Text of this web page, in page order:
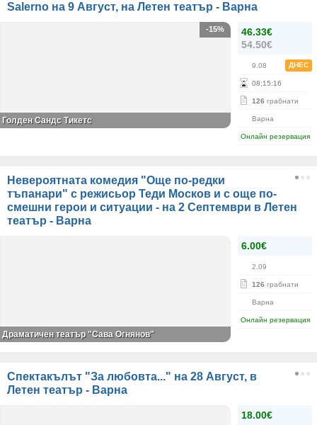
Salerno на 9 Август, на Летен театър - Варна
46.33€
54.50€
9.08 ДНЕС
08:15:16
126 грабнати
Варна
Онлайн резервация
-15%
Голден Сандс Тикетс
Невероятната комедия "Още по-редки
тъпанари" с режисьор Теди Москов и с още по-
смешни герои и ситуации - на 2 Септември в Летен
театър - Варна
6.00€
2.09
126 грабнати
Варна
Онлайн резервация
Драматичен театър "Сава Огнянов"
Спектакълът "За любовта..." на 28 Август, в
Летен театър - Варна
18.00€